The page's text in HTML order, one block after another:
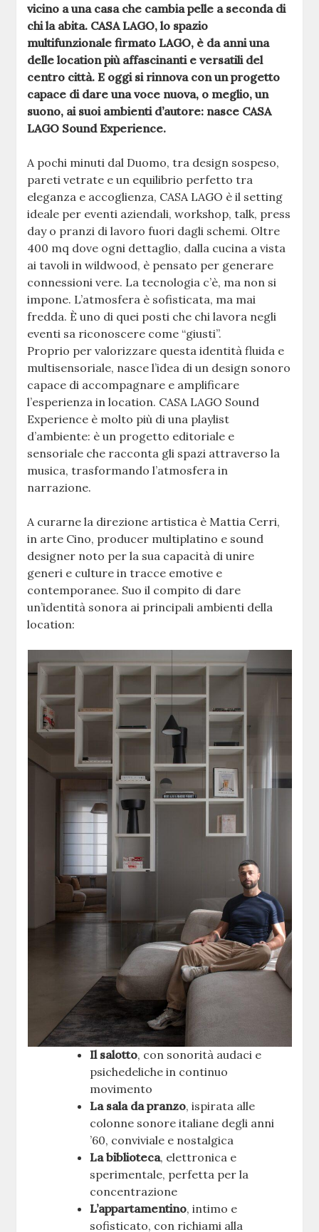
vicino a una casa che cambia pelle a seconda di
chi la abita. CASA LAGO, lo spazio
multifunzionale firmato LAGO, è da anni una
delle location più affascinanti e versatili del
centro città. E oggi si rinnova con un progetto
capace di dare una voce nuova, o meglio, un
suono, ai suoi ambienti d’autore: nasce CASA
LAGO Sound Experience.
A pochi minuti dal Duomo, tra design sospeso,
pareti vetrate e un equilibrio perfetto tra
eleganza e accoglienza, CASA LAGO è il setting
ideale per eventi aziendali, workshop, talk, press
day o pranzi di lavoro fuori dagli schemi. Oltre
400 mq dove ogni dettaglio, dalla cucina a vista
ai tavoli in wildwood, è pensato per generare
connessioni vere. La tecnologia c’è, ma non si
impone. L’atmosfera è sofisticata, ma mai
fredda. È uno di quei posti che chi lavora negli
eventi sa riconoscere come “giusti”.
Proprio per valorizzare questa identità fluida e
multisensoriale, nasce l’idea di un design sonoro
capace di accompagnare e amplificare
l’esperienza in location. CASA LAGO Sound
Experience è molto più di una playlist
d’ambiente: è un progetto editoriale e
sensoriale che racconta gli spazi attraverso la
musica, trasformando l’atmosfera in
narrazione.
A curarne la direzione artistica è Mattia Cerri,
in arte Cino, producer multiplatino e sound
designer noto per la sua capacità di unire
generi e culture in tracce emotive e
contemporanee. Suo il compito di dare
un’identità sonora ai principali ambienti della
location:
Il salotto, con sonorità audaci e
psichedeliche in continuo
movimento
La sala da pranzo, ispirata alle
colonne sonore italiane degli anni
’60, conviviale e nostalgica
La biblioteca, elettronica e
sperimentale, perfetta per la
concentrazione
L’appartamentino, intimo e
sofisticato, con richiami alla